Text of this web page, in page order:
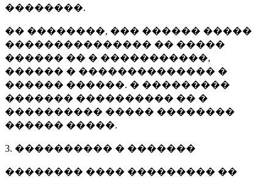
��������.
�� ��������, ��� ������ �����
��������������� �� �����
������ �� � �����������,
������ � �������������� �
������ ������. � ���������
������� ���������� �� �
���������� ����� ��������
������ �����.
3. ���������� � �������
�������� ���� ��������� ��